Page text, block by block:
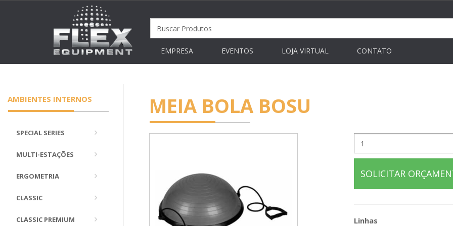
EMPRESA EVENTOS LOJA VIRTUAL CONTATO
AMBIENTES INTERNOS
SPECIAL SERIES
MULTI-ESTAÇÕES
ERGOMETRIA
CLASSIC
CLASSIC PREMIUM
MEIA BOLA BOSU
SOLICITAR
Linhas